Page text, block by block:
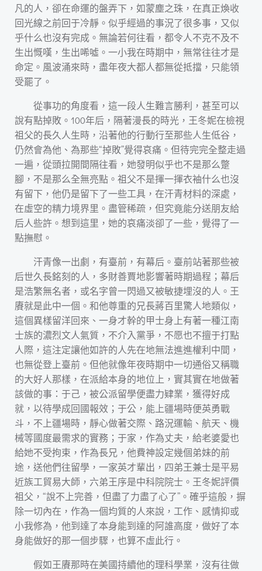
凡的人，卻在命運的盤弄下，如蒙塵之珠，在真正煥收
回光線之前回于冷靜。似乎經過的事況了很多事，又似
乎什么也沒有完成。無論若何往看，都令人不克不及不
生出慨嘆，生出唏噓。一小我在時期中，無常往往才是
命定。風波涌來時，盡年夜大都人都無從抵擋，只能領
受罷了。
從事功的角度看，這一段人生難言勝利，甚至可以
說有點掉敗。100年后，隔著漫長的時光，王冬妮在檢視
祖父的長久人生時，沿著他的行動行至那些人生低谷，
仍然會為他、為那些“掉敗”覺得哀痛。但待完完全整走過
一遍，從頭拉開間隔往看，她發明似乎也不是那么蹩
腳，不是那么全無亮點。祖父不是揮一揮衣袖什么也沒
有留下，他仍是留下了一些工具，在汗青材料的深處，
在虛空的精力境界里。盡管稀疏，但究竟能分送朋友給
后人些許。想到這里，她的哀痛淡卻了一些，覺得了一
點撫慰。
汗青像一出劇，有臺前，有幕后。臺前站著那些被
后世久長銘刻的人，多財善賈地影響著時期過程；幕后
是浩繁無名者，或名字曾一閃過又被敏捷埋沒的人。王
賡就是此中一個。和他尊重的兄長蔣百里驚人地類似，
這個異樣留洋回來、一身才幹的甲士身上有著一種江南
士族的濃烈文人氣質，不介入黨爭，不愿也不擅于打點
人際，這注定讓他如許的人先在地無法進進權利中間，
也無從登上臺前。但他就像年夜時期中一切通俗又稱職
的大好人那樣，在派給本身的地位上，實其實在地做著
該做的事：于己，被公派留學便盡力肄業，獲得好成
就，以待學成回國報效；于公，能上疆場時便英勇戰
斗，不上疆場時，靜心做著交際、路況運輸、航天、機
械等國度最需求的實務；于家，作為丈夫，給老婆愛也
給她不受拘束，作為長兄，他費神設定幾個弟妹的前
途，送他們往留學，一家英才輩出，四弟王兼士是平易
近族工貿易大師，六弟王序是中科院院士。王冬妮評價
祖父，“說不上完善，但盡了力盡了心了”。確乎這般，摒
除一切內在，作為一個均質的人來說，工作、感情抑或
小我修為，他到達了本身能到達的阿誰高度，做好了本
身能做好的那一個步驟，也算不虛此行。
假如王賡那時在美國持續他的理科學業，沒有往做